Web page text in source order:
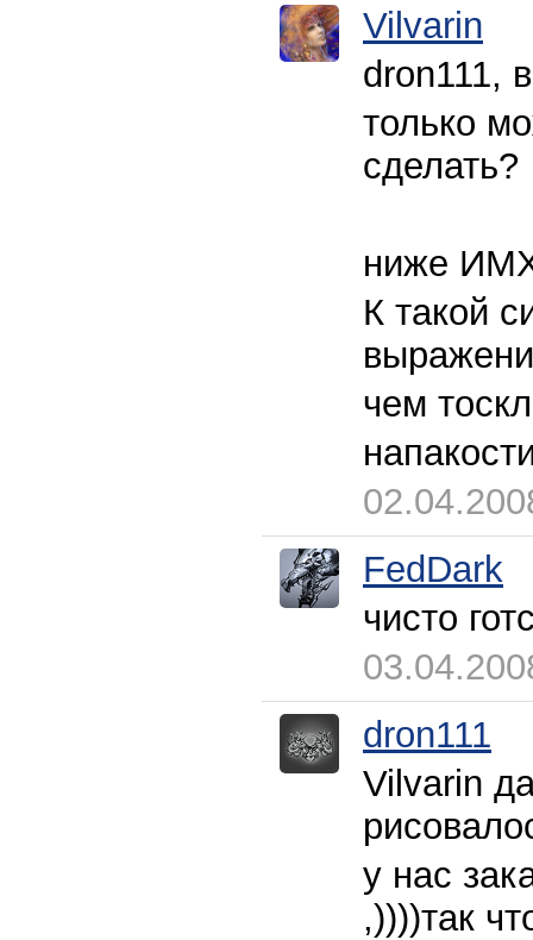
Vilvarin
dron111,
только
сделать?
ниже
К такой
чем
FedDark
чисто
dron111
Vilvarin
у нас
,))))так